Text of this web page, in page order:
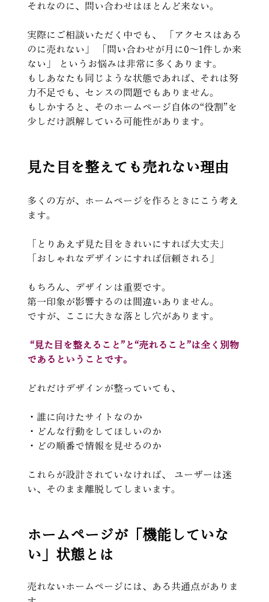
それなのに、問い合わせはほとんど来ない。
実際にご相談いただく中でも、 「アクセスはある
のに売れない」 「問い合わせが月に0〜1件しか来
ない」 というお悩みは非常に多くあります。
もしあなたも同じような状態であれば、それは努
力不足でも、センスの問題でもありません。
もしかすると、そのホームページ自体の“役割”を
少しだけ誤解している可能性があります。
見た目を整えても売れない理由
多くの方が、ホームページを作るときにこう考え
ます。
「とりあえず見た目をきれいにすれば大丈夫」
「おしゃれなデザインにすれば信頼される」
もちろん、デザインは重要です。
第一印象が影響するのは間違いありません。
ですが、ここに大きな落とし穴があります。
“見た目を整えること”と“売れること”は全く別物
であるということです。
どれだけデザインが整っていても、
・誰に向けたサイトなのか
・どんな行動をしてほしいのか
・どの順番で情報を見せるのか
これらが設計されていなければ、 ユーザーは迷
い、そのまま離脱してしまいます。
ホームページが「機能していな
い」状態とは
売れないホームページには、ある共通点がありま